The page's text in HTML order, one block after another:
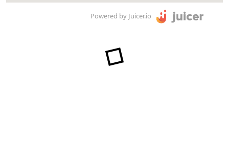
Powered by Juicer.io